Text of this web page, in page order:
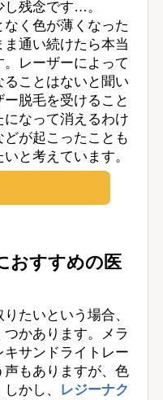
残念です…。
く色が薄くなった
通い続けたら本当
レーザーによって
ことはないと聞い
脱毛を受けること
なって消えるわけ
が起こったことも
と考えています。
おすすめの医
たいという場合、
かあります。メラ
サンドライトレー
もありますが、色
かし、 レジーナク